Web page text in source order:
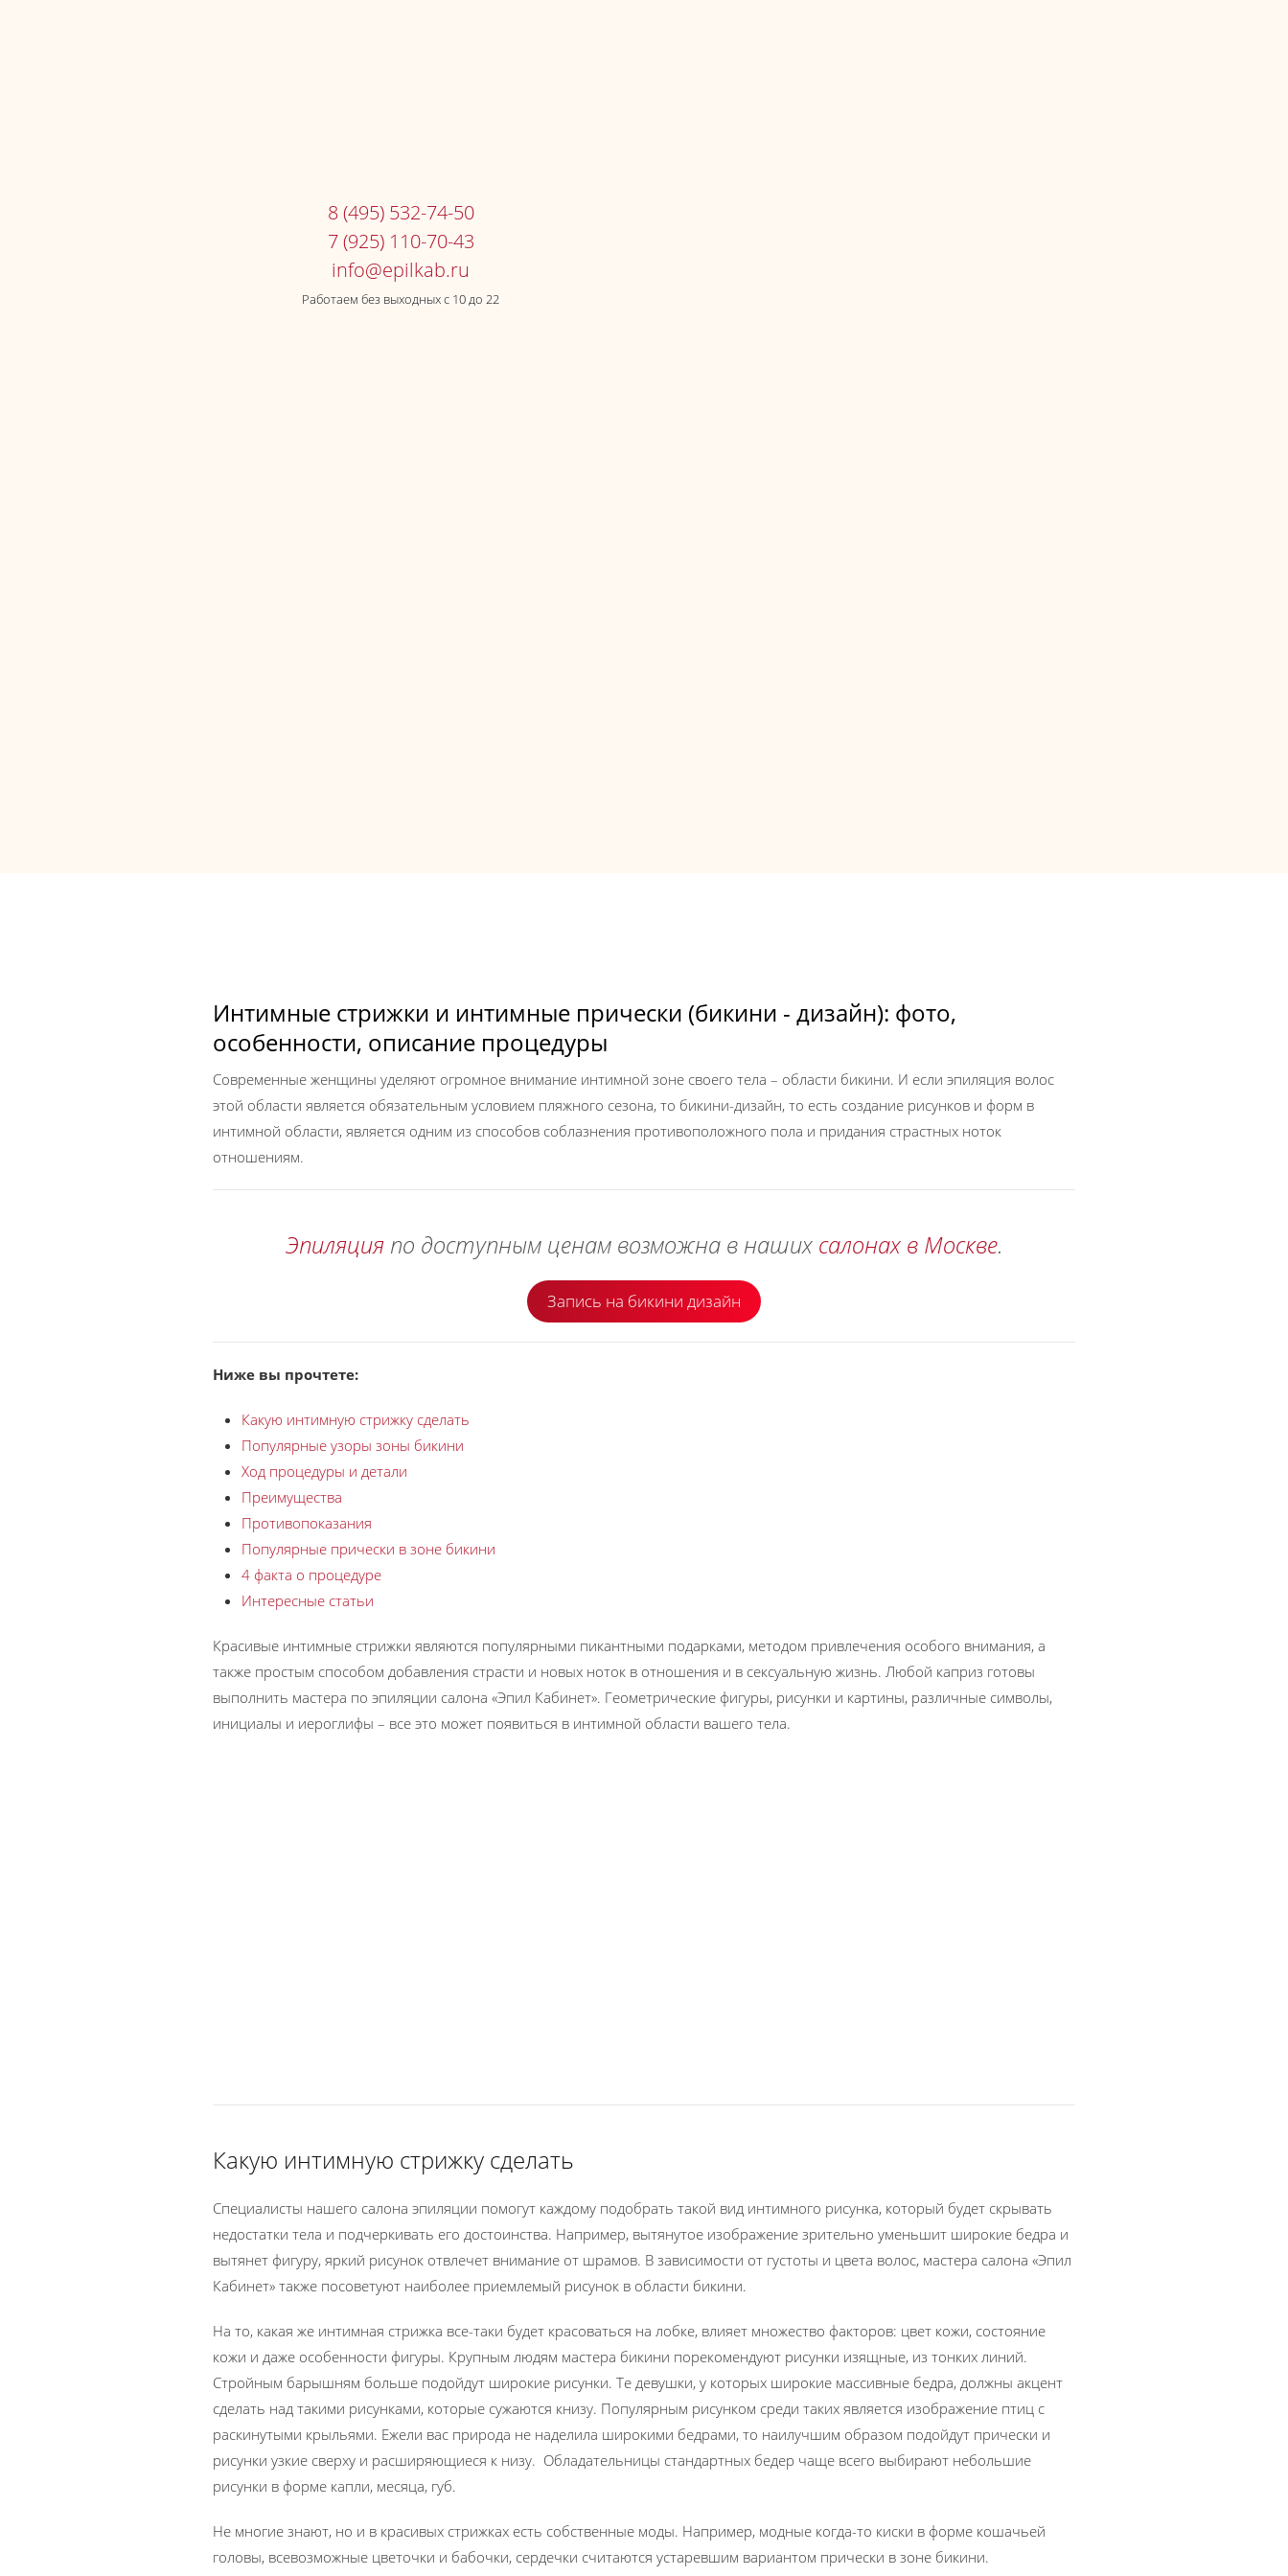
8 (495) 532-74-50
7 (925) 110-70-43
Работаем без выходных c 10 до 22
Интимные стрижки и интимные прически (бикини - дизайн): фото,
особенности, описание процедуры
Современные женщины уделяют огромное внимание интимной зоне своего тела – области бикини. И если эпиляция волос
этой области является обязательным условием пляжного сезона, то бикини-дизайн, то есть создание рисунков и форм в
интимной области, является одним из способов соблазнения противоположного пола и придания страстных ноток
отношениям.
Эпиляцияпо доступным ценам возможна в наших салонах в Москве.
Запись на бикини дизайн
Ниже вы прочтете:
Какую интимную стрижку сделать
Популярные узоры зоны бикини
Ход процедуры и детали
Преимущества
Противопоказания
Популярные прически в зоне бикини
4 факта о процедуре
Интересные статьи
Красивые интимные стрижки являются популярными пикантными подарками, методом привлечения особого внимания, а
также простым способом добавления страсти и новых ноток в отношения и в сексуальную жизнь. Любой каприз готовы
выполнить мастера по эпиляции салона «Эпил Кабинет». Геометрические фигуры, рисунки и картины, различные символы,
инициалы и иероглифы – все это может появиться в интимной области вашего тела.
Какую интимную стрижку сделать
Специалисты нашего салона эпиляции помогут каждому подобрать такой вид интимного рисунка, который будет скрывать
недостатки тела и подчеркивать его достоинства. Например, вытянутое изображение зрительно уменьшит широкие бедра и
вытянет фигуру, яркий рисунок отвлечет внимание от шрамов. В зависимости от густоты и цвета волос, мастера салона «Эпил
Кабинет» также посоветуют наиболее приемлемый рисунок в области бикини.
На то, какая же интимная стрижка все-таки будет красоваться на лобке, влияет множество факторов: цвет кожи, состояние
кожи и даже особенности фигуры. Крупным людям мастера бикини порекомендуют рисунки изящные, из тонких линий.
Стройным барышням больше подойдут широкие рисунки. Те девушки, у которых широкие массивные бедра, должны акцент
сделать над такими рисунками, которые сужаются книзу. Популярным рисунком среди таких является изображение птиц с
раскинутыми крыльями. Ежели вас природа не наделила широкими бедрами, то наилучшим образом подойдут прически и
рисунки узкие сверху и расширяющиеся к низу. Обладательницы стандартных бедер чаще всего выбирают небольшие
рисунки в форме капли, месяца, губ.
Не многие знают, но и в красивых стрижках есть собственные моды. Например, модные когда-то киски в форме кошачьей
головы, всевозможные цветочки и бабочки, сердечки считаются устаревшим вариантом прически в зоне бикини.